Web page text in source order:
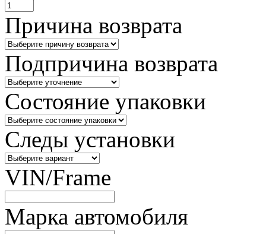
Причина возврата
Подпричина возврата
Состояние упаковки
Следы установки
VIN/Frame
Марка автомобиля